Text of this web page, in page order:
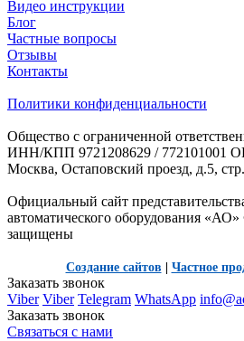
Видео инструкции
Блог
Частные вопросы
Отзывы
Контакты
Политики конфиденциальности
Общество с ограниченной
ИНН/КПП 9721208629 / 772101001
Москва, Остаповский проезд, д.5,
Официальный сайт
автоматического оборудования
защищены
Создание сайтов Частное
Заказать звонок
Viber Viber Telegram WhatsApp
Заказать звонок
Связаться с нами